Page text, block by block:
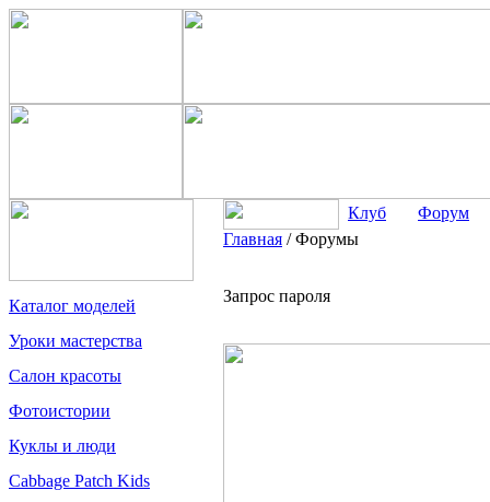
Каталог моделей
Уроки мастерства
Салон красоты
Фотоистории
Куклы и люди
Cabbage Patch Kids
Клуб
Форум
Главная /Форумы
Запрос пароля